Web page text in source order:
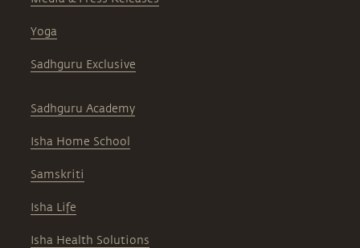
Yoga
Sadhguru Exclusive
Sadhguru Academy
Isha Home School
Samskriti
Isha Life
Isha Health Solutions